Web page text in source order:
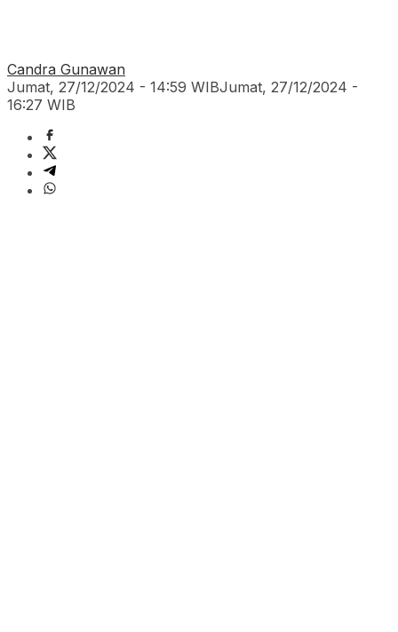
Candra Gunawan
Jumat, 27/12/2024 - 14:59 WIBJumat, 27/12/2024 -
16:27 WIB